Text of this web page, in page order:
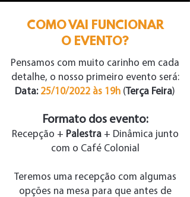
COMO VAI FUNCIONAR
O EVENTO?
Pensamos com muito carinho em cada
detalhe, o nosso primeiro evento será:
Data: 25/10/2022 às 19h (Terça Feira)
Formato dos evento:
Recepção + Palestra+ Dinâmica junto
com o Café Colonial
Teremos uma recepção com algumas
opções na mesa para que antes de